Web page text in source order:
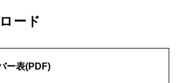
ード
ー表(PDF)